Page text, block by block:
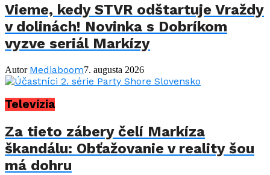
Vieme, kedy STVR odštartuje Vraždy
v dolinách! Novinka s Dobríkom
vyzve seriál Markízy
Autor Mediaboom7. augusta 2026
Televízia
Za tieto zábery čelí Markíza
škandálu: Obťažovanie v reality šou
má dohru